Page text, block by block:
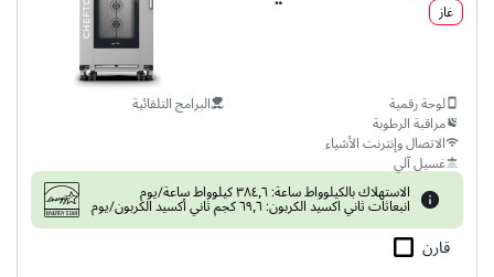
غاز
لوحة رقمية
مراقبة الرطوبة
الاتصال وإنترنت الأشياء
غسيل آلي
البرامج التلقائية
الاستهلاك بالكيلوواط ساعة: ٣٨٤٫٦ كيلوواط ساعة/يوم
انبعاثات ثاني اكسيد الكربون: ٦٩٫٦ كجم ثاني أكسيد الكربون/يوم
قارن